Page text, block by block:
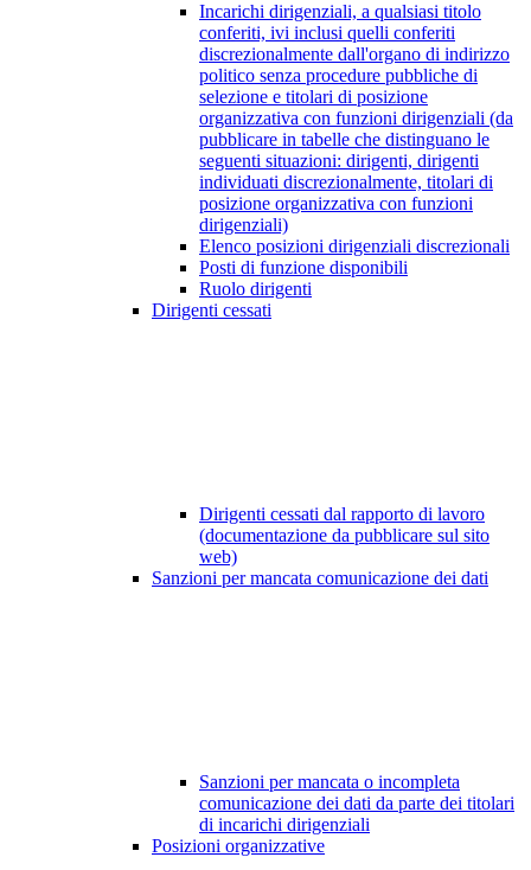
Incarichi dirigenziali, a qualsiasi titolo
conferiti, ivi inclusi quelli conferiti
discrezionalmente dall'organo di indirizzo
politico senza procedure pubbliche di
selezione e titolari di posizione
organizzativa con funzioni dirigenziali (da
pubblicare in tabelle che distinguano le
seguenti situazioni: dirigenti, dirigenti
individuati discrezionalmente, titolari di
posizione organizzativa con funzioni
dirigenziali)
Elenco posizioni dirigenziali discrezionali
Posti di funzione disponibili
Ruolo dirigenti
Dirigenti cessati
Dirigenti cessati dal rapporto di lavoro
(documentazione da pubblicare sul sito
web)
Sanzioni per mancata comunicazione dei dati
Sanzioni per mancata o incompleta
comunicazione dei dati da parte dei titolari
di incarichi dirigenziali
Posizioni organizzative